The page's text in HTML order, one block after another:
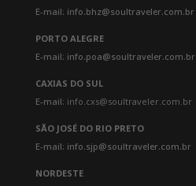
E-mail: info.bhz@soultraveler.com.br
PORTO ALEGRE
E-mail: info.poa@soultraveler.com.br
CAXIAS DO SUL
E-mail: info.cxs@soultraveler.com.br
SÃO JOSÉ DO RIO PRETO
E-mail: info.sjp@soultraveler.com.br
NORDESTE